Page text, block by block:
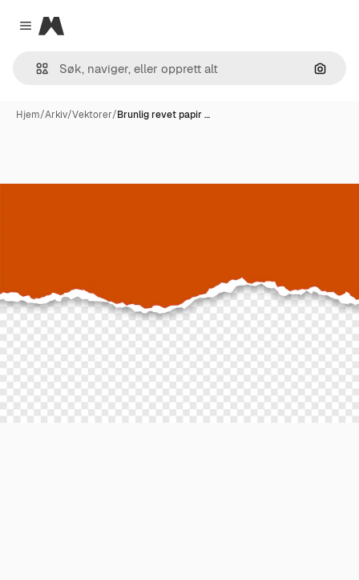
Close menu
Magnific
Søk
Hjem/Arkiv/Vektorer/Brunlig revet papir …